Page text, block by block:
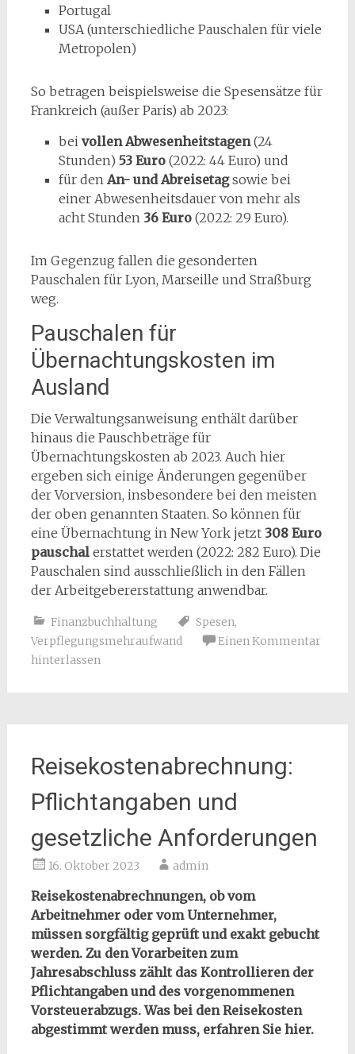
Portugal
USA (unterschiedliche Pauschalen für viele
Metropolen)
So betragen beispielsweise die Spesensätze für
Frankreich (außer Paris) ab 2023:
bei vollen Abwesenheitstagen(24
Stunden) 53 Euro(2022: 44 Euro) und
für den An- und Abreisetagsowie bei
einer Abwesenheitsdauer von mehr als
acht Stunden 36 Euro(2022: 29 Euro).
Im Gegenzug fallen die gesonderten
Pauschalen für Lyon, Marseille und Straßburg
weg.
Pauschalen für
Übernachtungskosten im
Ausland
Die Verwaltungsanweisung enthält darüber
hinaus die Pauschbeträge für
Übernachtungskosten ab 2023. Auch hier
ergeben sich einige Änderungen gegenüber
der Vorversion, insbesondere bei den meisten
der oben genannten Staaten. So können für
eine Übernachtung in New York jetzt 308 Euro
pauschalerstattet werden (2022: 282 Euro). Die
Pauschalen sind ausschließlich in den Fällen
der Arbeitgebererstattung anwendbar.
Finanzbuchhaltung Spesen,
Verpflegungsmehraufwand
Einen Kommentar
hinterlassen
Reisekostenabrechnung:
Pflichtangaben und
gesetzliche Anforderungen
16. Oktober 2023 admin
Reisekostenabrechnungen, ob vom
Arbeitnehmer oder vom Unternehmer,
müssen sorgfältig geprüft und exakt gebucht
werden. Zu den Vorarbeiten zum
Jahresabschluss zählt das Kontrollieren der
Pflichtangaben und des vorgenommenen
Vorsteuerabzugs. Was bei den Reisekosten
abgestimmt werden muss, erfahren Sie hier.